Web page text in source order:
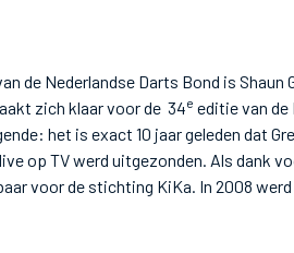
de Nederlandse Darts Bond is Shaun
zich klaar voor de 34e editie van de
het is exact 10 jaar geleden dat
op TV werd uitgezonden. Als dank
voor de stichting KiKa. In 2008